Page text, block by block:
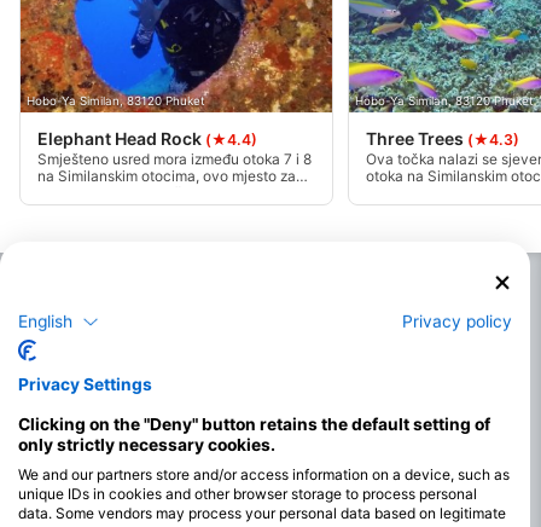
Hobo-Ya Similan, 83120 Phuket
Elephant Head Rock (★4.4)
Smješteno usred mora između otoka 7 i 8
na Similanskim otocima, ovo mjesto za
Ime je dobila po obliku stijene koja viri iz
očekivati scenu hranjenja rakova,
morskih pasa i velikih riba. U plitkoj vodi
najdinamičnijih ronilačkih mjesta na
Similanskim otocima.
Hobo-Ya Similan, 83120 Phuket
Three Trees (★4.3)
Ova točka nalazi se
otoka na Similanskim
za označavanje ulaza,
bijelo pjeskovito
izoliranim korijenima. Na
prekrasna stjenovita
mekih koralja, gdje
ribe. Budući da se plima
English Privacy policy
Privacy Settings
Clicking on the "Deny" button retains the default setting of
only strictly necessary cookies.
We and our partners store and/or access information on a device, such as
unique IDs in cookies and other browser storage to process personal
data. Some vendors may process your personal data based on legitimate